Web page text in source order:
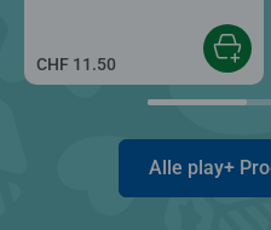
CHF 11.50
Alle play+